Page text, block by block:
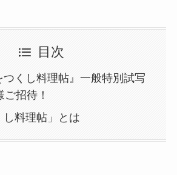
目次
つくし料理帖』一般特別試写
招待！
し料理帖」とは